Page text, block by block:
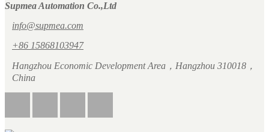
Supmea Automation Co.,Ltd
info@supmea.com
+86 15868103947
Hangzhou Economic Development Area，Hangzhou 310018，
China